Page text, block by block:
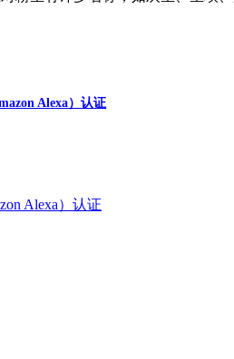
Alexa）认证
Alexa）认证